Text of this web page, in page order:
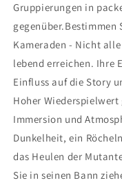
Gruppierungen in
gegenüber.Bestimmen
Kameraden - Nicht
lebend erreichen. Ihre
Einfluss auf die Story
Hoher
Immersion und
Dunkelheit, ein
das Heulen der
Sie in seinen Bann